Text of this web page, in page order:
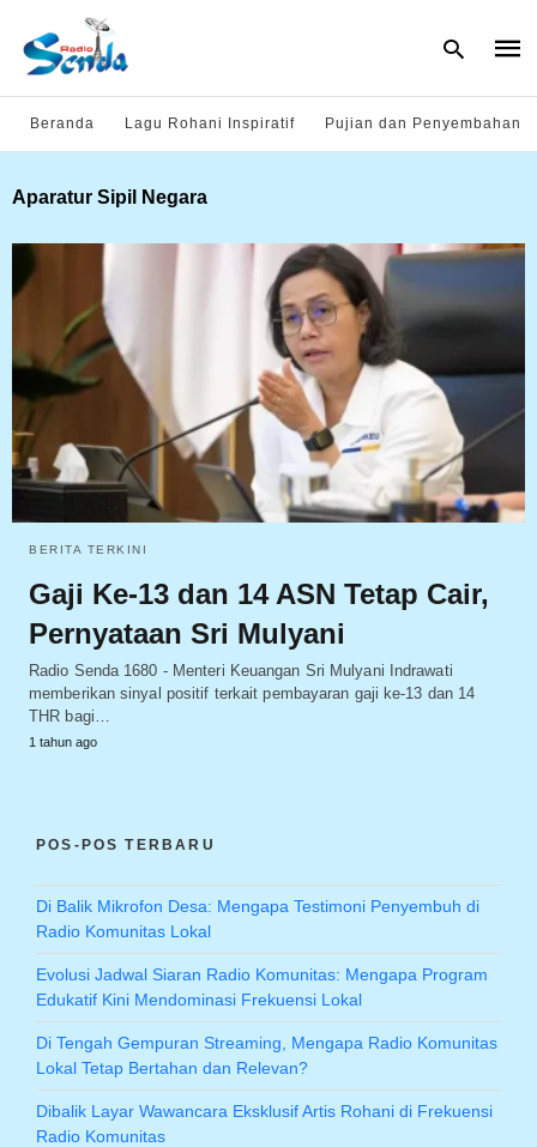
and
Beranda Lagu Rohani Inspiratif Pujian dan Penyembahan
Aparatur Sipil Negara
BERITA TERKINI
Gaji Ke-13 dan 14 ASN Tetap Cair,
Pernyataan Sri Mulyani
Radio Senda 1680 - Menteri Keuangan Sri Mulyani Indrawati
memberikan sinyal positif terkait pembayaran gaji ke-13 dan 14
THR bagi…
1 tahun ago
POS-POS TERBARU
Di Balik Mikrofon Desa: Mengapa Testimoni Penyembuh di
Radio Komunitas Lokal
Evolusi Jadwal Siaran Radio Komunitas: Mengapa Program
Edukatif Kini Mendominasi Frekuensi Lokal
Di Tengah Gempuran Streaming, Mengapa Radio Komunitas
Lokal Tetap Bertahan dan Relevan?
Dibalik Layar Wawancara Eksklusif Artis Rohani di Frekuensi
Radio Komunitas